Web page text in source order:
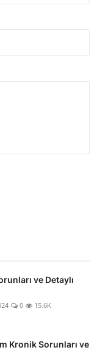
ve Detaylı
0 15.6K
Kronik Sorunları ve